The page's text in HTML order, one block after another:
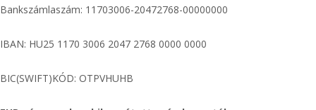
Bankszámlaszám: 11703006-20472768-00000000
IBAN: HU25 1170 3006 2047 2768 0000 0000
BIC(SWIFT)KÓD: OTPVHUHB